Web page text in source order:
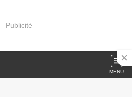
Publicité
MENU